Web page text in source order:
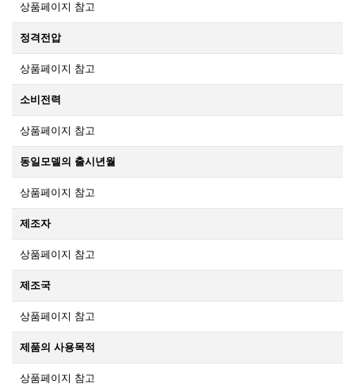
상품페이지 참고
정격전압
상품페이지 참고
소비전력
상품페이지 참고
동일모델의 출시년월
상품페이지 참고
제조자
상품페이지 참고
제조국
상품페이지 참고
제품의 사용목적
상품페이지 참고